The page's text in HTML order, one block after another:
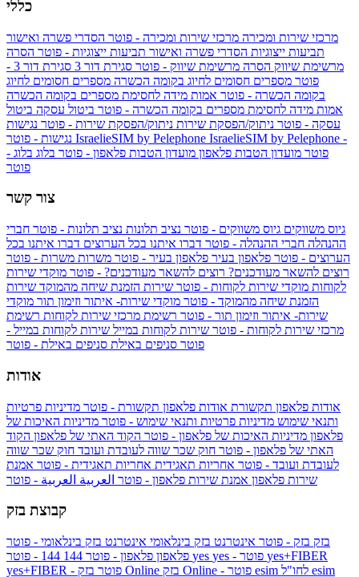
כללי
מרכזי שירות ומכירה מרכזי שירות ומכירה - פוטר הסדרי פשרה ואישור
תביעות ייצוגיות הסדרי פשרה ואישור תביעות ייצוגיות - פוטר הסרה
מרשימת שיווק הסרה מרשימת שיווק - פוטר סגירת דור 3
סגירת דור 3 -
פוטר מספרים חסומים לחיוג בקומה הכשרה מספרים חסומים לחיוג
בקומה הכשרה - פוטר אמות מידה לחסימת מספרים בקומה הכשרה
אמות מידה לחסימת מספרים בקומה הכשרה - פוטר ביטול עסקה ביטול
עסקה - פוטר ניתוק/הפסקת שירות ניתוק/הפסקת שירות - פוטר נגישות
IsraelieSIM by Pelephone IsraelieSIM by Pelephone -
פוטר מועדון הטבות פלאפון מועדון הטבות פלאפון - פוטר בלוג בלוג -
פוטר
צור קשר
גיוס משווקים גיוס משווקים - פוטר נציב תלונות נציב תלונות - פוטר חברי
ההנהלה חברי ההנהלה - פוטר דברו איתנו בכל הערוצים דברו איתנו בכל
הערוצים - פוטר פלאפון בעיר פלאפון בעיר - פוטר משרות משרות - פוטר
רוצים להשאר מעודכנים? רוצים להשאר מעודכנים? - פוטר מוקדי שירות
לקוחות מוקדי שירות לקוחות - פוטר שירות הזמנת שיחה מהמוקד שירות
הזמנת שיחה מהמוקד - פוטר מוקדי שירות- איתור וזימון תור מוקדי
שירות- איתור וזימון תור - פוטר רשימת מרכזי שירות לקוחות רשימת
מרכזי שירות לקוחות - פוטר שירות לקוחות במייל שירות לקוחות במייל -
פוטר סניפים באילת סניפים באילת - פוטר
אודות
אודות פלאפון תקשורת אודות פלאפון תקשורת - פוטר מדיניות פרטיות
ותנאי שימוש מדיניות פרטיות ותנאי שימוש - פוטר מדיניות האיכות של
פלאפון מדיניות האיכות של פלאפון - פוטר הקוד האתי של פלאפון הקוד
האתי של פלאפון - פוטר חוק שכר שווה לעובדת ועובד חוק שכר שווה
לעובדת ועובד - פוטר אחריות תאגידית אחריות תאגידית - פוטר אמנת
שירות פלאפון אמנת שירות פלאפון - פוטר العربية العربية - פוטר
קבוצת בזק
בזק בזק - פוטר אינטרנט בזק בינלאומי אינטרנט בזק בינלאומי - פוטר
פלאפון פלאפון - פוטר 144 yes
yes+FIBER
yes+FIBER - פוטר בזק Online esim